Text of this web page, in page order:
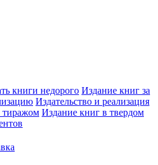
книги недорого Издание книг за
Издательство и реализация
тиражом Издание книг в твердом